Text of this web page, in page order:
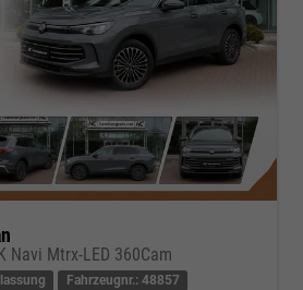
Navi Mtrx-LED 360Cam
Fahrzeugnr.: 48857